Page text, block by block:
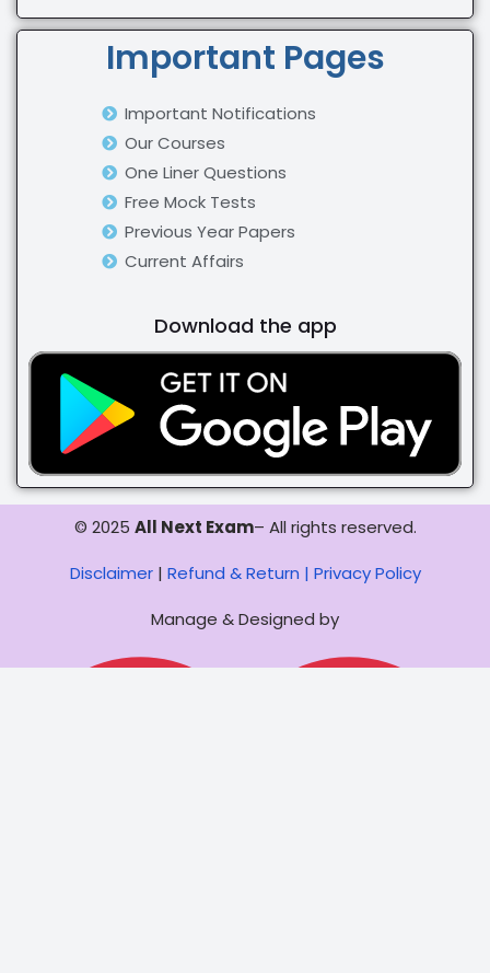
Important Pages
Important Notifications
Our Courses
One Liner Questions
Free Mock Tests
Previous Year Papers
Current Affairs
Download the app
© 2025 All Next Exam– All rights reserved.
Disclaimer| Refund & Return | Privacy Policy
Manage & Designed by